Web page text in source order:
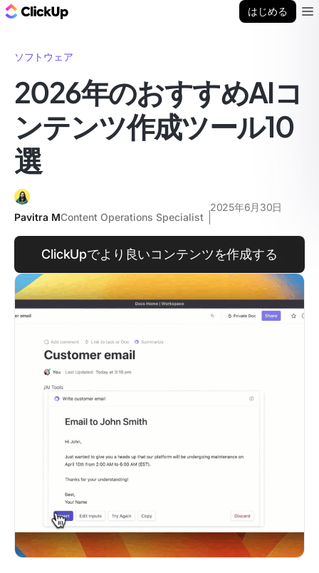
はじめる
ソフトウェア
2026年のおすすめAIコ
ンテンツ作成ツール10
選
Pavitra MContent Operations Specialist
2025年6月30日
ClickUpでより良いコンテンツを作成する